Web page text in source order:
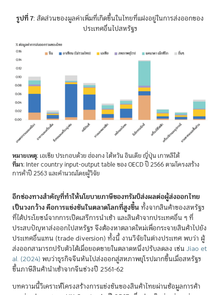
รูปที่ 7: สัดส่วนของมูลค่าเพิ่มที่เกิดขึ้นในไทยที่แฝงอยู่ในการส่งออกของ
ประเทศอื่นไปสหรัฐฯ
หมายเหตุ: เอเชีย ประกอบด้วย ฮ่องกง ไต้หวัน อินเดีย ญี่ปุ่น เกาหลีใต้
ที่มา: Inter country input-output table ของ OECD ปี 2566 ตามโครงสร้าง
การค้าปี 2563 และคำนวณโดยผู้วิจัย
อีกช่องทางสำคัญที่ทำให้นโยบายภาษีของทรัมป์ส่งผลต่อผู้ส่งออกไทย
เป็นวงกว้าง คือการแข่งขันในตลาดโลกที่สูงขึ้นทั้งจากสินค้าของสหรัฐฯ
ที่ได้ประโยชน์จากการเปิดเสรีการนำเข้า และสินค้าจากประเทศอื่น ๆ ที่
ประสบปัญหาส่งออกไปสหรัฐฯ จึงต้องหาตลาดใหม่เพื่อกระจายสินค้าไปยัง
ประเทศอื่นแทน (trade diversion) ทั้งนี้ งานวิจัยในต่างประเทศ พบว่า ผู้
ส่งออกสามารถปรับตัวได้เมื่อยอดขายในตลาดหนึ่งปรับลดลง เช่น Jiao et
al. (2024)พบว่าธุรกิจจีนหันไปส่งออกสู่สหภาพยุโรปมากขึ้นเมื่อสหรัฐฯ
ขึ้นภาษีสินค้านำเข้าจากจีนช่วงปี 2561-62
บทความนี้วิเคราะห์โครงสร้างการแข่งขันของสินค้าไทยผ่านข้อมูลการค้า